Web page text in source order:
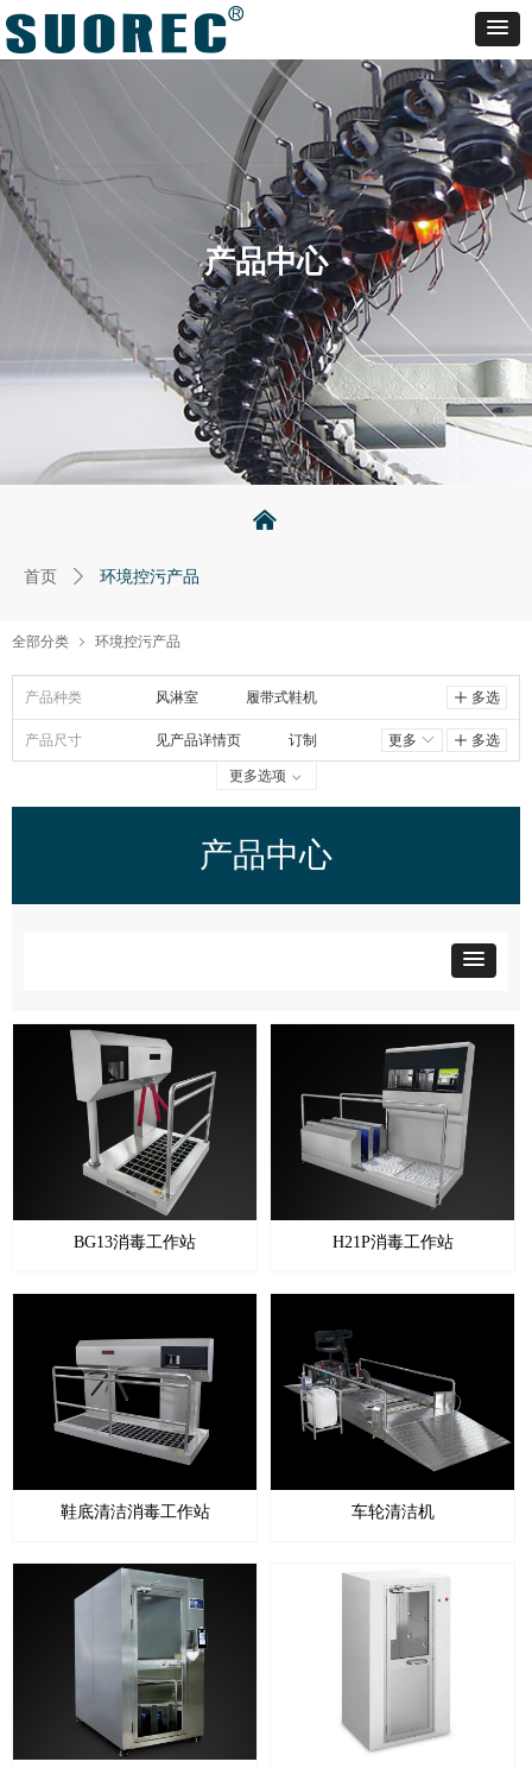
产品中心
BG13消毒工作站 H21P消毒工作站
鞋底清洁消毒工作站 车轮清洁机
全部分类 ꁇ 环境控污产品
产品种类 ꄸ 多选
风淋室 履带式鞋机
辊筒式鞋机 洗靴机
车轮清洁
产品尺寸 更多 ꀅ ꄸ 多选
见产品详情页 订制
100*68*13cm
180*68*13cm
130*76*14.5cm
150*76*14.5cm
180*76*14.5cm
230*76*14.5cm
更多选项 ꀁ
产品中心
낀
首页 ꄲ 环境控污产品